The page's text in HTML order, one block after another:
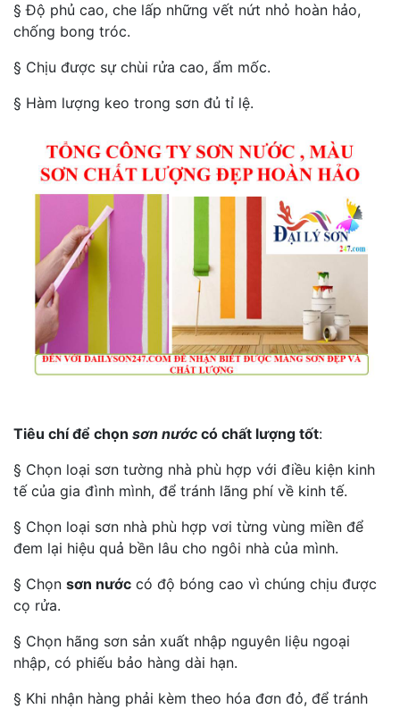
§ Độ phủ cao, che lấp những vết nứt nhỏ hoàn hảo,
chống bong tróc.
§ Chịu được sự chùi rửa cao, ẩm mốc.
§ Hàm lượng keo trong sơn đủ tỉ lệ.
Tiêu chí để chọn sơn nước có chất lượng tốt:
§ Chọn loại sơn tường nhà phù hợp với điều kiện kinh
tế của gia đình mình, để tránh lãng phí về kinh tế.
§ Chọn loại sơn nhà phù hợp vơi từng vùng miền để
đem lại hiệu quả bền lâu cho ngôi nhà của mình.
§ Chọn sơn nước có độ bóng cao vì chúng chịu được
cọ rửa.
§ Chọn hãng sơn sản xuất nhập nguyên liệu ngoại
nhập, có phiếu bảo hàng dài hạn.
§ Khi nhận hàng phải kèm theo hóa đơn đỏ, để tránh